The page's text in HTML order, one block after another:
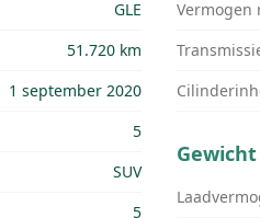
GLE
51.720 km
1 september 2020
5
SUV
5
Vermogen